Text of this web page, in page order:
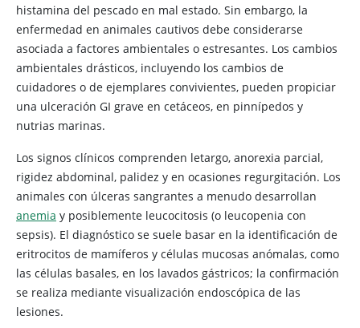
histamina del pescado en mal estado. Sin embargo, la
enfermedad en animales cautivos debe considerarse
asociada a factores ambientales o estresantes. Los cambios
ambientales drásticos, incluyendo los cambios de
cuidadores o de ejemplares convivientes, pueden propiciar
una ulceración GI grave en cetáceos, en pinnípedos y
nutrias marinas.
Los signos clínicos comprenden letargo, anorexia parcial,
rigidez abdominal, palidez y en ocasiones regurgitación. Los
animales con úlceras sangrantes a menudo desarrollan
anemia y posiblemente leucocitosis (o leucopenia con
sepsis). El diagnóstico se suele basar en la identificación de
eritrocitos de mamíferos y células mucosas anómalas, como
las células basales, en los lavados gástricos; la confirmación
se realiza mediante visualización endoscópica de las
lesiones.